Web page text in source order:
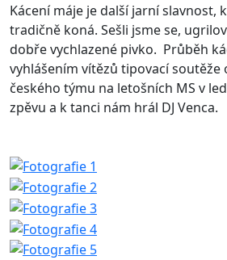
Kácení máje je další jarní slavnost,
tradičně koná. Sešli jsme se,
dobře vychlazené pivko. Průběh
vyhlášením vítězů tipovací soutěže
českého týmu na letošních MS v
zpěvu a k tanci nám hrál DJ Venca.